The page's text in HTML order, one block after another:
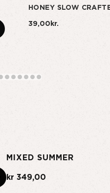
HONEY SLOW
39,00kr.
MIXED SUMMER
kr 349,00